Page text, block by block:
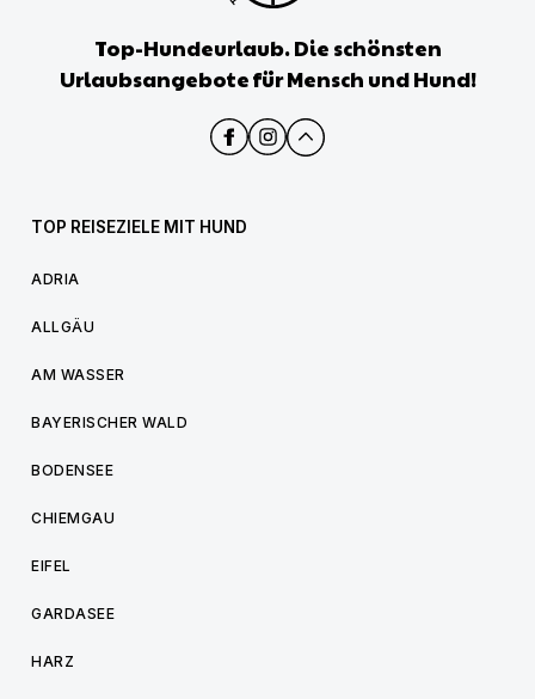
Top-Hundeurlaub. Die schönsten
Urlaubsangebote für Mensch und Hund!
TOP REISEZIELE MIT HUND
ADRIA
ALLGÄU
AM WASSER
BAYERISCHER WALD
BODENSEE
CHIEMGAU
EIFEL
GARDASEE
HARZ